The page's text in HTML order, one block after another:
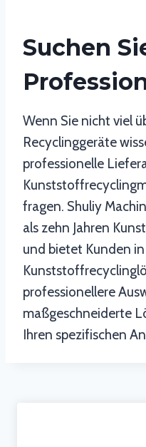
Suchen
Wenn Sie nicht viel
Recyclinggeräte
professionelle
fragen. Shuliy
als zehn Jahren
und bietet Kunden
professionellere
maßgeschneiderte
Ihren spezifischen